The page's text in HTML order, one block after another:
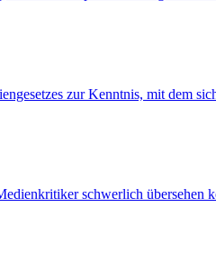
zur Kenntnis, mit dem
schwerlich